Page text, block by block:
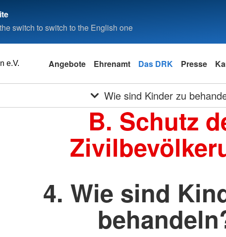
switch to switch to the English one
e.V. Angebote Ehrenamt Das DRK Presse
Wie sind Kinder zu
B. Schutz
4. Wie sind